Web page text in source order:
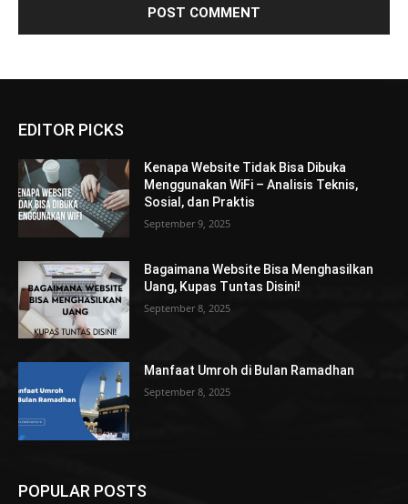
EDITOR PICKS
Kenapa Website Tidak Bisa Dibuka
Menggunakan WiFi – Analisis Teknis,
Sosial, dan Praktis
September 9, 2025
Bagaimana Website Bisa Menghasilkan
Uang, Kupas Tuntas Disini!
September 8, 2025
Manfaat Umroh di Bulan Ramadhan
September 8, 2025
POPULAR POSTS